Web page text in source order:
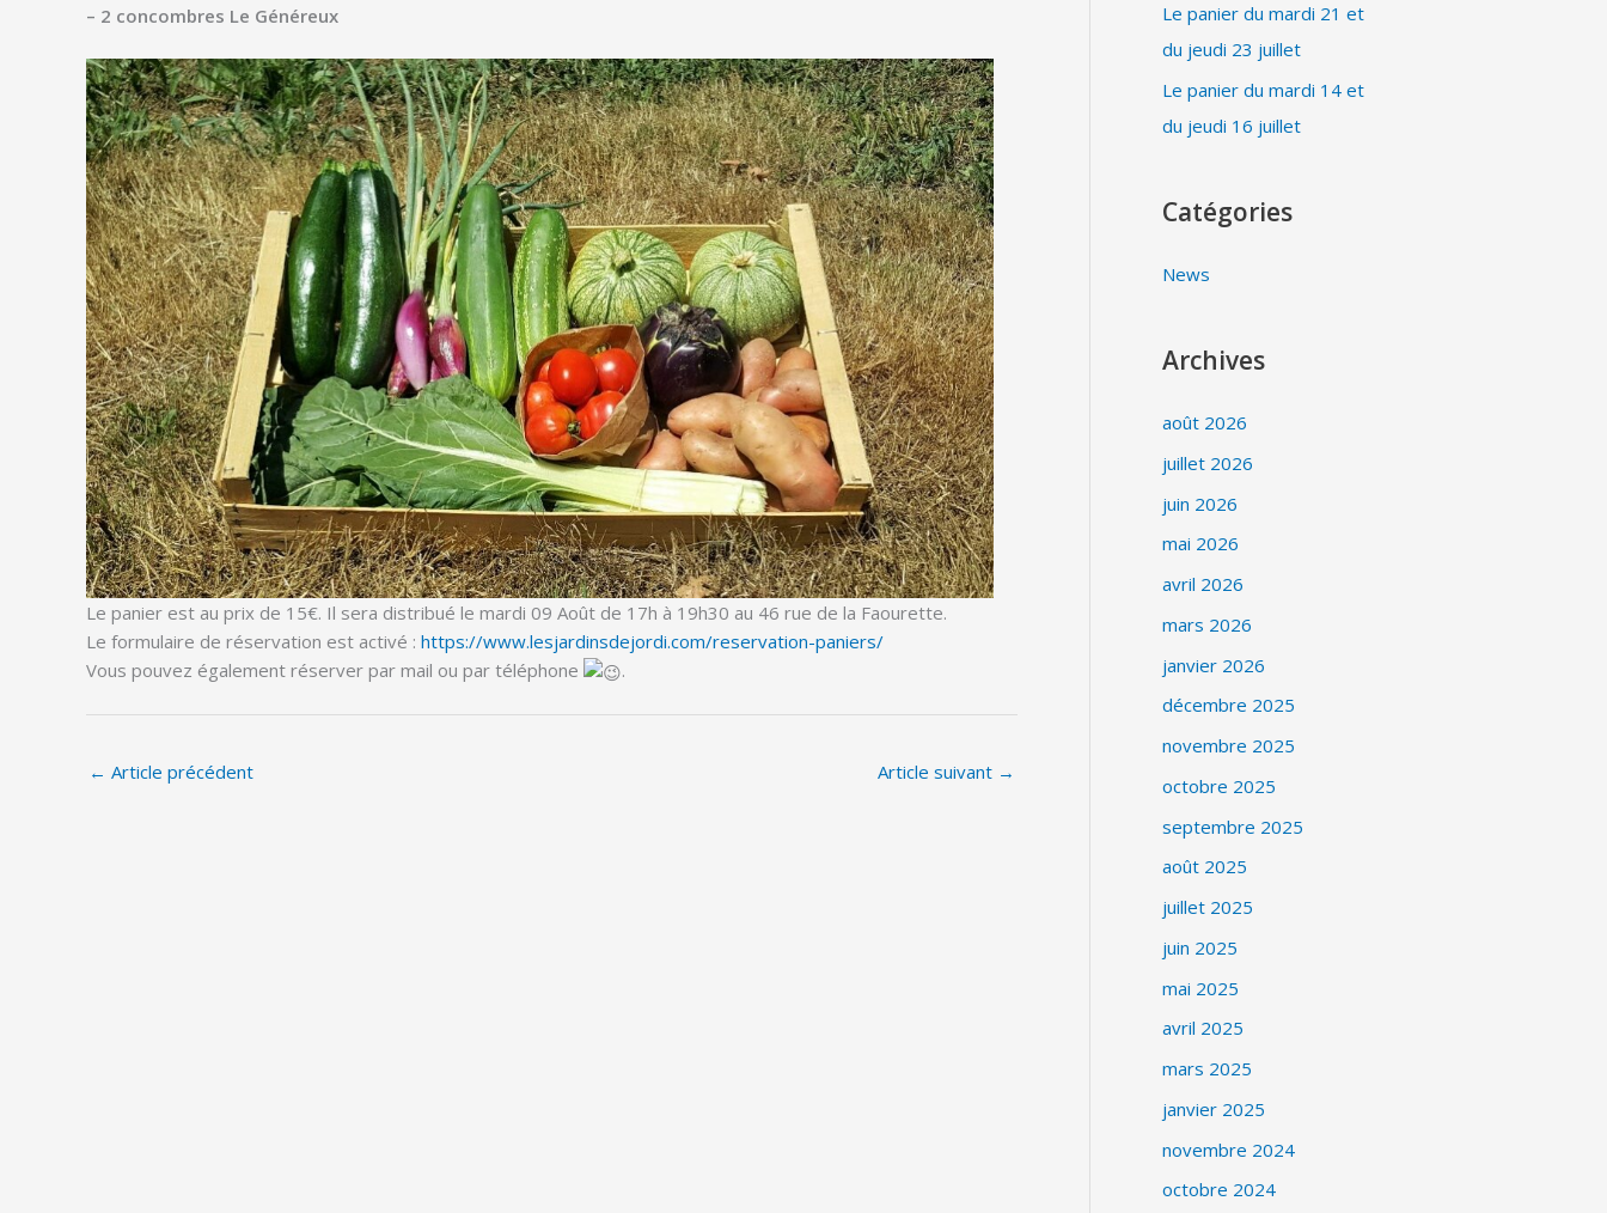
– 2 concombres Le Généreux
Le panier est au prix de 15€. Il sera distribué le mardi 09 Août de 17h à 19h30 au 46 rue de la Faourette.
Le formulaire de réservation est activé : https://www.lesjardinsdejordi.com/reservation-paniers/
Vous pouvez également réserver par mail ou par téléphone
.
← Article précédent Article suivant →
Le panier du mardi 21 et
du jeudi 23 juillet
Le panier du mardi 14 et
du jeudi 16 juillet
Catégories
News
Archives
août 2026
juillet 2026
juin 2026
mai 2026
avril 2026
mars 2026
janvier 2026
décembre 2025
novembre 2025
octobre 2025
septembre 2025
août 2025
juillet 2025
juin 2025
mai 2025
avril 2025
mars 2025
janvier 2025
novembre 2024
octobre 2024